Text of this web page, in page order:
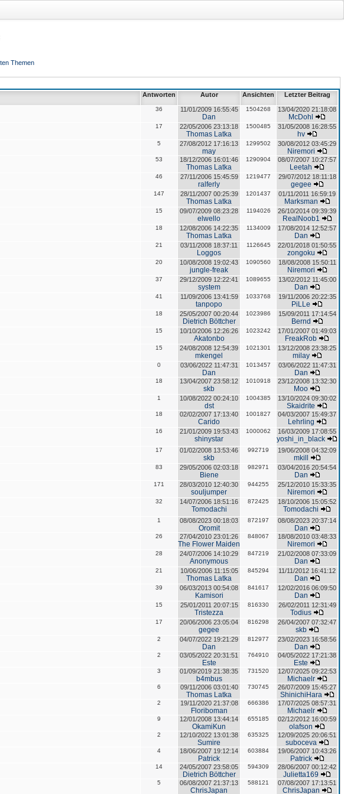
Themen
Antworten Autor Ansichten Letzter Beitrag
36 11/01/2009 16:55:45
Dan
1504268 13/04/2020 21:18:08
McDohl
17 22/05/2006 23:13:18
Thomas Latka
1500485 31/05/2008 16:28:55
hv
5 27/08/2012 17:16:13
may
1299502 30/08/2012 03:45:29
Niremori
53 18/12/2006 16:01:46
Thomas Latka
1290904 08/07/2007 10:27:57
Leetah
46 27/11/2006 15:45:59
ralferly
1219477 29/07/2012 18:11:18
gegee
147 28/11/2007 00:25:39
Thomas Latka
1201437 01/11/2011 16:59:19
Marksman
15 09/07/2009 08:23:28
elwello
1194026 26/10/2014 09:39:39
RealNoob1
18 12/08/2006 14:22:35
Thomas Latka
1134009 17/08/2014 12:52:57
Dan
21 03/11/2008 18:37:11
Loggos
1126645 22/01/2018 01:50:55
zongoku
20 10/08/2008 19:02:43
jungle-freak
1090560 18/08/2008 15:50:11
Niremori
37 29/12/2009 12:22:41
system
1089655 13/02/2012 11:45:00
Dan
41 11/09/2006 13:41:59
tanpopo
1033768 19/11/2006 20:22:35
PiLLe
18 25/05/2007 00:20:44
Dietrich Böttcher
1023986 15/09/2011 17:14:54
Bernd
15 10/10/2006 12:26:26
Akatonbo
1023242 17/01/2007 01:49:03
FreakRob
15 24/08/2008 12:54:39
mkengel
1021301 13/12/2008 23:38:25
milay
0 03/06/2022 11:47:31
Dan
1013457 03/06/2022 11:47:31
Dan
18 13/04/2007 23:58:12
skb
1010918 23/12/2008 13:32:30
Moo
1 10/08/2022 00:24:10
dst
1004385 13/10/2024 09:30:02
Skaidrite
18 02/02/2007 17:13:40
Carido
1001827 04/03/2007 15:49:37
Lehrling
16 21/01/2009 19:53:43
shinystar
1000062 16/03/2009 17:08:55
yoshi_in_black
17 01/02/2008 13:53:46
skb
992719 19/06/2008 04:32:09
mkill
83 29/05/2006 02:03:18
Biene
982971 03/04/2016 20:54:54
Dan
171 28/03/2010 12:40:30
souljumper
944255 25/12/2010 15:33:35
Niremori
32 14/07/2006 18:51:16
Tomodachi
872425 18/10/2006 15:05:52
Tomodachi
1 08/08/2023 00:18:03
Oromit
872197 08/08/2023 20:37:14
Dan
26 27/04/2010 23:01:26
The Flower Maiden
848067 18/08/2010 03:48:33
Niremori
28 24/07/2006 14:10:29
Anonymous
847219 21/02/2008 07:33:09
Dan
21 10/06/2006 11:15:05
Thomas Latka
845294 11/11/2012 16:41:12
Dan
39 06/03/2013 00:54:08
Kamisori
841617 12/02/2016 06:09:50
Dan
15 25/01/2011 20:07:15
Tristezza
816330 26/02/2011 12:31:49
Todius
17 20/06/2006 23:05:04
gegee
816298 26/04/2007 07:32:47
skb
2 04/07/2022 19:21:29
Dan
812977 23/02/2023 16:58:56
Dan
2 03/05/2022 20:31:51
Este
764910 04/05/2022 17:21:38
Este
3 01/09/2019 21:38:35
b4mbus
731520 12/07/2025 09:22:53
Michaelr
6 09/11/2006 03:01:40
Thomas Latka
730745 26/07/2009 15:45:27
ShinichiHara
2 19/11/2020 21:37:08
Floriboman
666386 17/07/2025 08:57:31
Michaelr
9 12/01/2008 13:44:14
OkamiKun
655185 02/12/2012 16:00:59
olafson
2 12/10/2022 13:01:38
Sumire
635325 12/09/2025 20:06:51
suboceva
4 18/06/2007 19:12:14
Patrick
603884 19/06/2007 10:43:26
Patrick
14 24/05/2007 23:58:05
Dietrich Böttcher
594309 28/06/2007 00:12:42
Julietta169
5 06/08/2007 21:37:13
ChrisJapan
588121 07/08/2007 17:13:51
ChrisJapan